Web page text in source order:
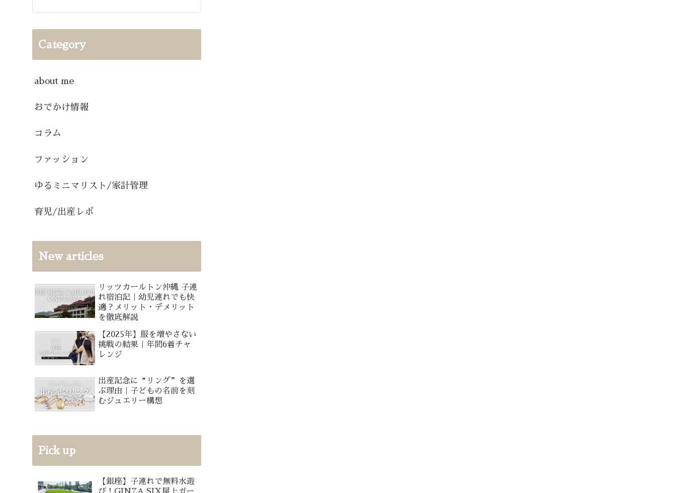
Category
about me
おでかけ情報
コラム
ファッション
ゆるミニマリスト/家計管理
育児/出産レポ
New articles
リッツカールトン沖縄 子連
れ宿泊記｜幼児連れでも快
適？メリット・デメリット
を徹底解説
【2025年】服を増やさない
挑戦の結果｜年間6着チャ
レンジ
出産記念に“リング”を選
ぶ理由｜子どもの名前を刻
むジュエリー構想
Pick up
【銀座】子連れで無料水遊